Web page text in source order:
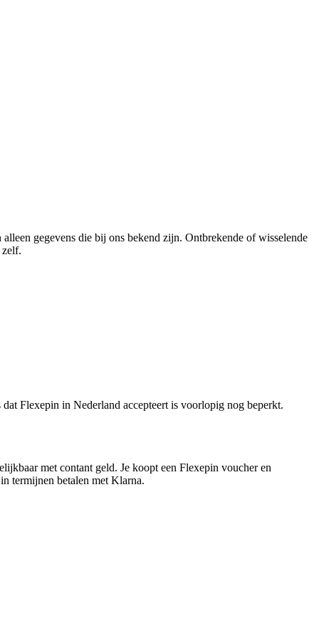
gegevens die bij ons bekend zijn. Ontbrekende of wisselende
Flexepin in Nederland accepteert is voorlopig nog beperkt.
met contant geld. Je koopt een Flexepin voucher en
termijnen betalen met Klarna.